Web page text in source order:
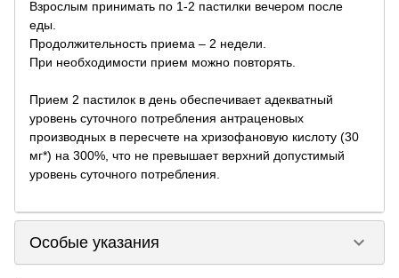
Взрослым принимать по 1-2 пастилки вечером после
еды.
Продолжительность приема – 2 недели.
При необходимости прием можно повторять.
Прием 2 пастилок в день обеспечивает адекватный
уровень суточного потребления антраценовых
производных в пересчете на хризофановую кислоту (30
мг*) на 300%, что не превышает верхний допустимый
уровень суточного потребления.
Особые указания keyboard_arrow_down